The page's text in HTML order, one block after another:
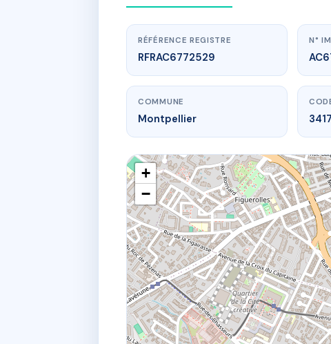
8
8 r de
RÉFÉRENCE REGISTRE
RFRAC6772529
N°
COMMUNE
Montpellier
+
−